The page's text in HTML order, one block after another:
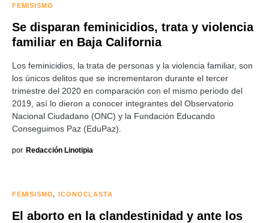
FEMISISMO
Se disparan feminicidios, trata y violencia
familiar en Baja California
Los feminicidios, la trata de personas y la violencia familiar, son
los únicos delitos que se incrementaron durante el tercer
trimestre del 2020 en comparación con el mismo periodo del
2019, así lo dieron a conocer integrantes del Observatorio
Nacional Ciudadano (ONC) y la Fundación Educando
Conseguimos Paz (EduPaz).
por Redacción Linotipia
FEMISISMO ICONOCLASTA
El aborto en la clandestinidad y ante los